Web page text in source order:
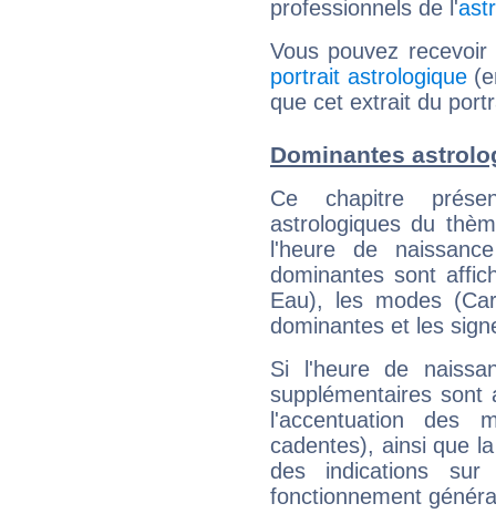
professionnels de l'
Vous pouvez
portrait astrologique
que cet extrait du
Dominantes
Ce chapitre
astrologiques du
l'heure de
dominantes sont
Eau), les modes
dominantes et les
Si l'heure de
supplémentaires sont
l'accentuation des
cadentes), ainsi que
des indications sur
fonctionnement